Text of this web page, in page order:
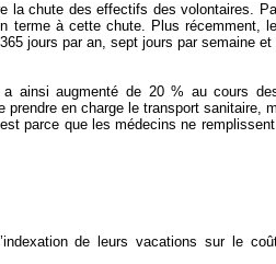
la chute des effectifs des volontaires.
terme à cette chute. Plus récemment,
jours par an, sept jours par semaine
a ainsi augmenté de 20 % au cours
en charge le transport sanitaire,
parce que les médecins ne
de leurs vacations sur le